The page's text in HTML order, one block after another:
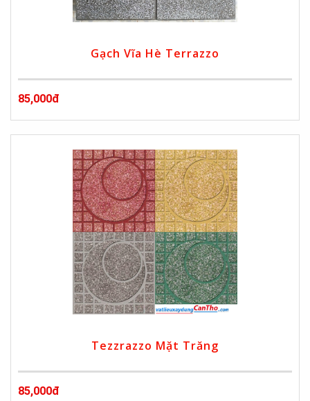
Gạch Vĩa Hè Terrazzo
85,000đ
Tezzrazzo Mặt Trăng
85,000đ